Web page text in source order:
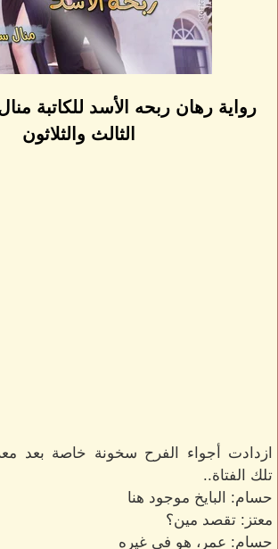
رواية رهان ربحه الأسد للكاتبة
الثالث والثلاثون
ازدادت أجواء الفرح سخونة خاصة بعد
تلك الفتاة..
حسام: البايخ موجود هنا
معتز: تقصد مين؟
حسام: عمر، هو في غيره